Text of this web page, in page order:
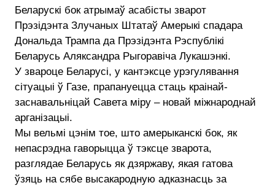
Беларускі бок атрымаў асабісты зварот
Прэзідэнта Злучаных Штатаў Амерыкі спадара
Дональда Трампа да Прэзідэнта Рэспублікі
Беларусь Аляксандра Рыгоравіча Лукашэнкі.
У звароце Беларусi, у кантэксце урэгулявання
сiтуацыi ў Газе, прапануецца стаць краінай-
заснавальніцай Савета міру – новай міжнароднай
арганізацыі.
Мы вельмі цэнім тое, што амерыканскі бок, як
непасрэдна гаворыцца ў тэксце зварота,
разглядае Беларусь як дзяржаву, якая гатова
ўзяць на сябе высакародную адказнасць за